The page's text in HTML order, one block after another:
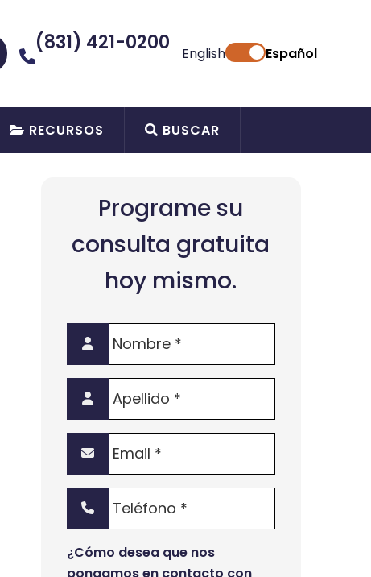
(831) 421-0200 English Español
RECURSOS BUSCAR
Programe su
consulta gratuita
hoy mismo.
Nombre
Apellido
Teléfono
¿Cómo desea que nos
pongamos en contacto con